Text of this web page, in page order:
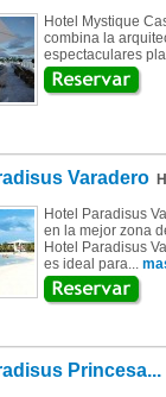
Hotel Mystique
combina la
espectaculares
Varadero
Hotel Paradisus
en la mejor zona
Hotel Paradisus
es ideal para...
Princesa...